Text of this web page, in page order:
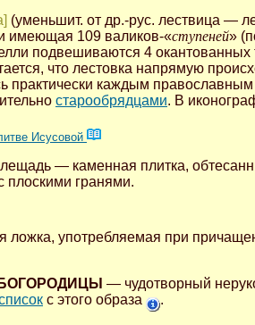
(уменьшит. от др.-рус. лествица —
имеющая 109 валиков-«ступеней»
подвешиваются 4 окантованных
что лестовка напрямую
практически каждым
старообрядцами. В
Исусовой
лещадь — каменная плитка,
плоскими гранями.
употребляемая при
— чудотворный
с этого образа .